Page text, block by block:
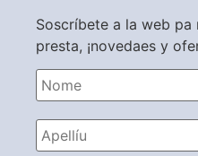
Soscríbete a la web
presta, ¡novedaes y